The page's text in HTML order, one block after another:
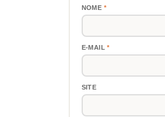
NOME *
E-MAIL*
SITE